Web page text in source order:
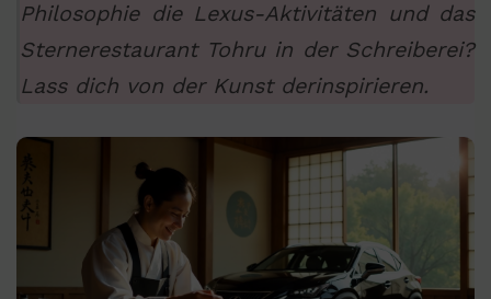
Philosophie die Lexus-Aktivitäten und das
Sternerestaurant Tohru in der Schreiberei?
Lass dich von der Kunst derinspirieren.